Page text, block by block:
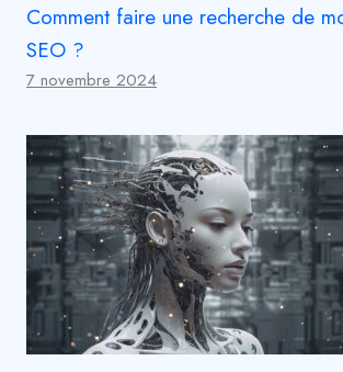
Comment faire une recherche de
SEO ?
7 novembre 2024